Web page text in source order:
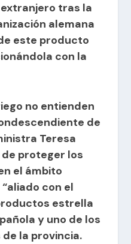
tras la
alemana
este producto
con la
no entienden
de
Teresa
de proteger los
el ámbito
con el
estrella
y uno de los
la provincia.